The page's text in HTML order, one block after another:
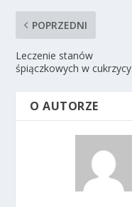
POPRZEDNI
Leczenie stanów
śpiączkowych w cukrzycy
O AUTORZE